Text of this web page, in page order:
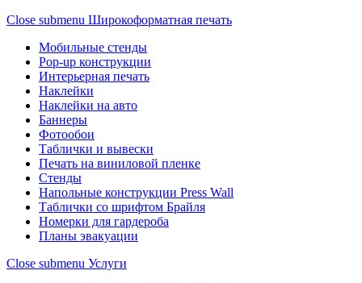
Close submenu Широкоформатная печать
Мобильные стенды
Pop-up конструкции
Интерьерная печать
Наклейки
Наклейки на авто
Баннеры
Фотообои
Таблички и вывески
Печать на виниловой пленке
Стенды
Напольные конструкции Press Wall
Таблички со шрифтом Брайля
Номерки для гардероба
Планы эвакуации
Close submenu Услуги